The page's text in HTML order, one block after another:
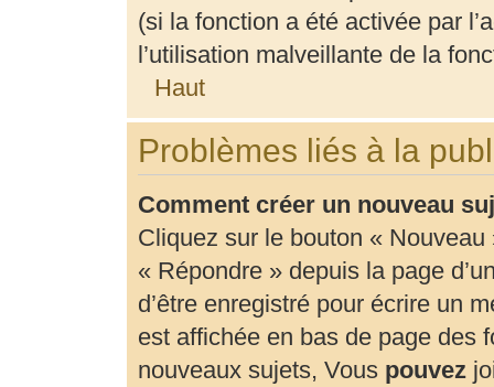
(si la fonction a été activée par
l’utilisation malveillante de la
Haut
Problèmes liés à la
Comment créer un nouveau
Cliquez sur le bouton « Nouveau
« Répondre » depuis la page
d’être enregistré pour écrire un
est affichée en bas de page des
nouveaux sujets, Vous pouvez